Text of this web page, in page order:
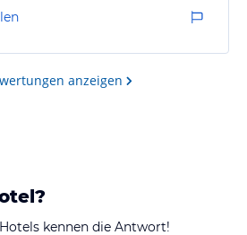
Zimmer mit Balkon. Hotel
wegen Poolgästen.
Distanz zum Strand und Dorf,
gibt. Wenn man viel
anzeigen
kennen die Antwort!